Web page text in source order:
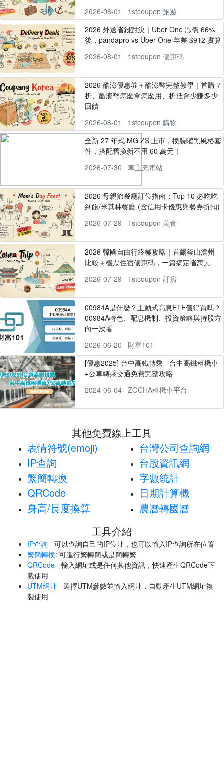
2026-08-01
1stcoupon 旅遊
2026 外送省錢對決｜Uber One 漲價 66%
後，pandapro vs Uber One 年差 $912 實算
2026-08-01
1stcoupon 優惠碼
2026 酷澎優惠券＋酷澎幣完整教學｜首購 7
折、酷澎幣怎麼拿怎麼用、折抵會少賺多少
回饋
2026-08-01
1stcoupon 購物
全新 27 年式 MG ZS 上市，換裝曜黑風格套
件，搭配舊換新不用 60 萬元！
2026-07-30
車主充電站
2026 母親節餐廳訂位指南：Top 10 必吃吃
到飽/米其林餐廳 (含信用卡優惠與餐券折扣)
2026-07-29
1stcoupon 美食
2026 韓國自由行終極攻略｜首爾釜山濟州
比較＋機票住宿優惠碼，一篇搞定省萬元
2026-07-29
1stcoupon 訂房
00984A是什麼？主動式高息ETF值得買嗎？
00984A特色、配息機制、投資策略與持股方
向一次看
2026-06-20
財富101
[優惠2025] 台中高鐵轉乘 - 台中高鐵租機車
+公車轉乘交通免費完整攻略
2024-06-04
ZOCHA租機車平台
其他免費線上工具
表情符號(emoji)
IP查詢
繁簡轉換
QRCode
身高/長度換算
台灣公司查詢網
台股資訊網
字數統計
日期計算機
農曆轉國曆
工具介紹
IP查詢 - 可以查詢自己的IP位址，也可以輸入IP查詢所在位置
繁簡轉換: 可進行繁轉簡或是簡轉繁
QRCode - 輸入網址或是任何其他資訊，快速產生QRCode下
載使用
UTM網址 - 選擇UTM參數並輸入網址，自動產生UTM網址複
製使用